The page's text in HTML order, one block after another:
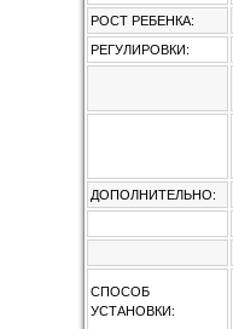
РОСТ РЕБЕНКА:
РЕГУЛИРОВКИ:
ДОПОЛНИТЕЛЬНО:
СПОСОБ
УСТАНОВКИ: